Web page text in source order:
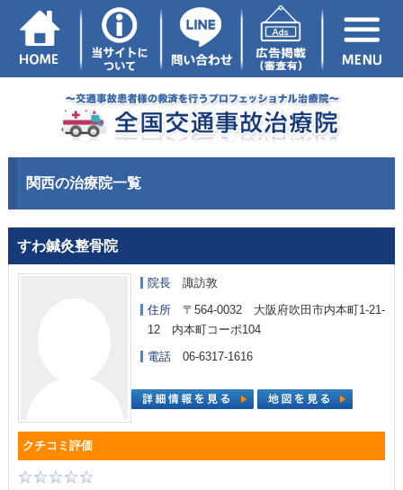
関西の治療院一覧
すわ鍼灸整骨院
院長諏訪敦
住所〒564-0032 大阪府吹田市内本町1-21-
12 内本町コーポ104
電話06-6317-1616